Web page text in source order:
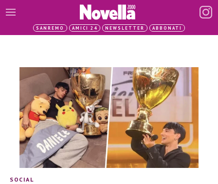
SANREMO AMICI 24 NEWSLETTER ABBONATI
SOCIAL